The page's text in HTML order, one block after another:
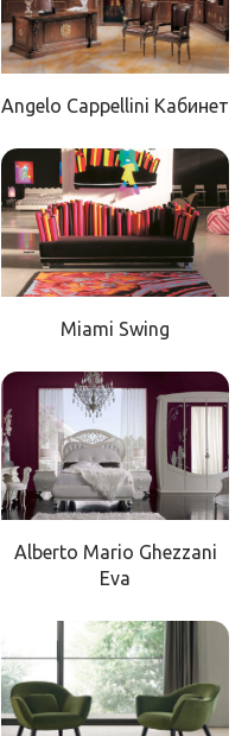
Angelo Cappellini Кабинет
Miami Swing
Alberto Mario Ghezzani
Eva